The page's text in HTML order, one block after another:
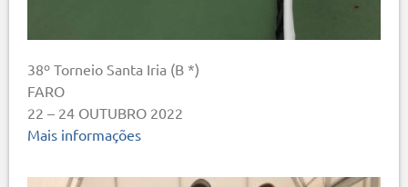
38º Torneio Santa Iria (B *)
FARO
22 – 24 OUTUBRO 2022
Mais informações